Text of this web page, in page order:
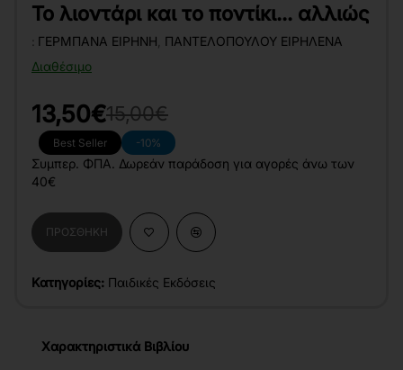
Το λιοντάρι και το ποντίκι... αλλιώς
Διαθέσιμο
: ΓΕΡΜΠΑΝΆ ΕΙΡΉΝΗ ΠΑΝΤΕΛΟΠΟΎΛΟΥ ΕΙΡΗΛΈΝΑ
Best Seller -10%
13,50€15,00€
Συμπερ. ΦΠΑ. Δωρεάν παράδοση για αγορές άνω των
40€
ΠΡΟΣΘΉΚΗ
Κατηγορίες: Παιδικές Εκδόσεις
Χαρακτηριστικά Βιβλίου